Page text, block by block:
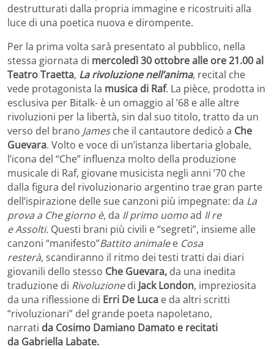
destrutturati dalla propria immagine e ricostruiti alla
luce di una poetica nuova e dirompente.
Per la prima volta sarà presentato al pubblico, nella
stessa giornata di mercoledì 30 ottobre alle ore 21.00 al
Teatro Traetta, La rivoluzione nell’anima, recital che
vede protagonista la musica di Raf. La pièce, prodotta in
esclusiva per Bitalk- è un omaggio al ’68 e alle altre
rivoluzioni per la libertà, sin dal suo titolo, tratto da un
verso del brano Jamesche il cantautore dedicò a Che
Guevara. Volto e voce di un’istanza libertaria globale,
l’icona del “Che” influenza molto della produzione
musicale di Raf, giovane musicista negli anni ’70 che
dalla figura del rivoluzionario argentino trae gran parte
dell’ispirazione delle sue canzoni più impegnate: da La
prova a Che giorno è, da Il primo uomoad Il re
eAssolti. Questi brani più civili e “segreti”, insieme alle
canzoni “manifesto”Battito animalee Cosa
resterà,scandiranno il ritmo dei testi tratti dai diari
giovanili dello stesso Che Guevara, da una inedita
traduzione di Rivoluzionedi Jack London, impreziosita
da una riflessione di Erri De Luca e da altri scritti
“rivoluzionari” del grande poeta napoletano,
narrati da Cosimo Damiano Damato e recitati
da Gabriella Labate.